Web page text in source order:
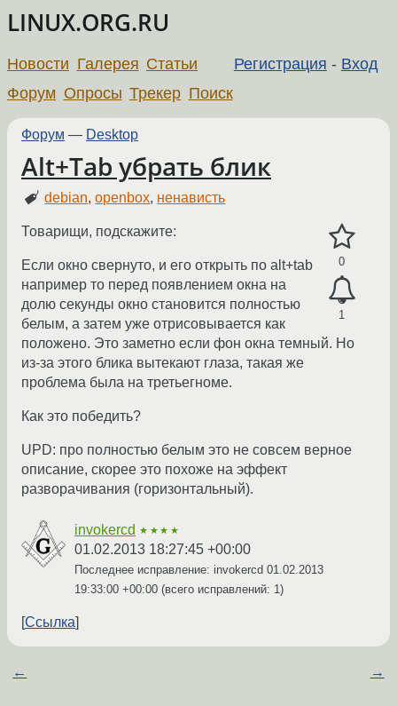
LINUX.ORG.RU
Регистрация - Вход
Новости Галерея Статьи
Форум Опросы Трекер Поиск
Форум — Desktop
Alt+Tab убрать блик
debian,openbox, ненависть
0
1
Товарищи, подскажите:
Если окно свернуто, и его открыть по alt+tab
например то перед появлением окна на
долю секунды окно становится полностью
белым, а затем уже отрисовывается как
положено. Это заметно если фон окна темный. Но
из-за этого блика вытекают глаза, такая же
проблема была на третьегноме.
Как это победить?
UPD: про полностью белым это не совсем верное
описание, скорее это похоже на эффект
разворачивания (горизонтальный).
invokercd ★★★★
01.02.2013 18:27:45 +00:00
Последнее исправление: invokercd 01.02.2013
19:33:00 +00:00 (всего исправлений: 1)
Ссылка
← →